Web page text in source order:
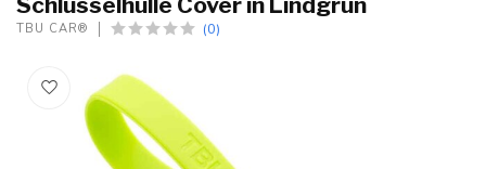
TBU CAR® (0)